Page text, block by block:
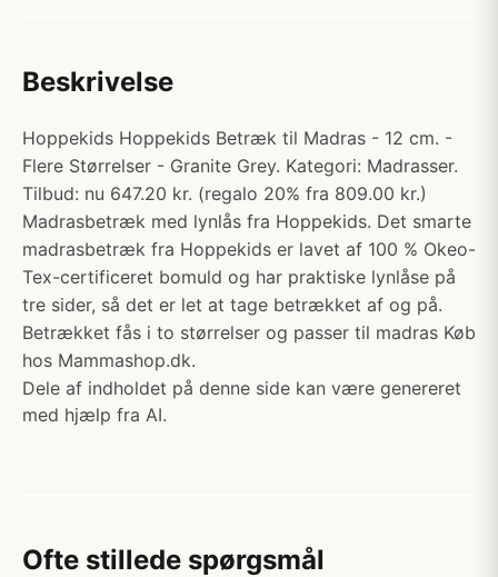
Beskrivelse
Hoppekids Hoppekids Betræk til Madras - 12 cm. -
Flere Størrelser - Granite Grey. Kategori: Madrasser.
Tilbud: nu 647.20 kr. (regalo 20% fra 809.00 kr.)
Madrasbetræk med lynlås fra Hoppekids. Det smarte
madrasbetræk fra Hoppekids er lavet af 100 % Okeo-
Tex-certificeret bomuld og har praktiske lynlåse på
tre sider, så det er let at tage betrækket af og på.
Betrækket fås i to størrelser og passer til madras Køb
hos Mammashop.dk.
Dele af indholdet på denne side kan være genereret
med hjælp fra AI.
Ofte stillede spørgsmål